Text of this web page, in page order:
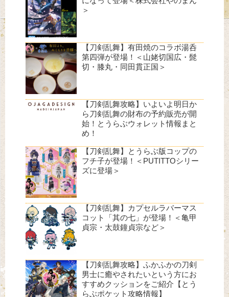
＞
【刀剣乱舞】有田焼のコラボ湯呑
第四弾が登場！＜山姥切国広・髭
切・膝丸・同田貫正国＞
【刀剣乱舞攻略】いよいよ明日か
ら刀剣乱舞の財布の予約販売が開
始！とうらぶウォレット情報まと
め！
【刀剣乱舞】とうらぶ版コップの
フチ子が登場！＜PUTITTOシリー
ズに登場＞
【刀剣乱舞】カプセルラバーマス
コット「其の七」が登場！＜亀甲
貞宗・太鼓鐘貞宗など＞
【刀剣乱舞攻略】ふかふかの刀剣
男士に癒やされたいという方にお
すすめクッションをご紹介【とう
らぶポケット攻略情報】